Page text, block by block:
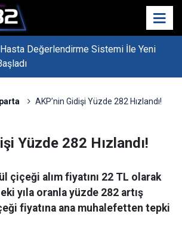
Değerlendirme Sistemi İle Yeni
AKP’nin Gidişi Yüzde 282 Hızlandı!
Yüzde 282 Hızlandı!
çiçeği alım fiyatını 22 TL olarak
yıla oranla yüzde 282 artış
fiyatına ana muhalefetten tepki